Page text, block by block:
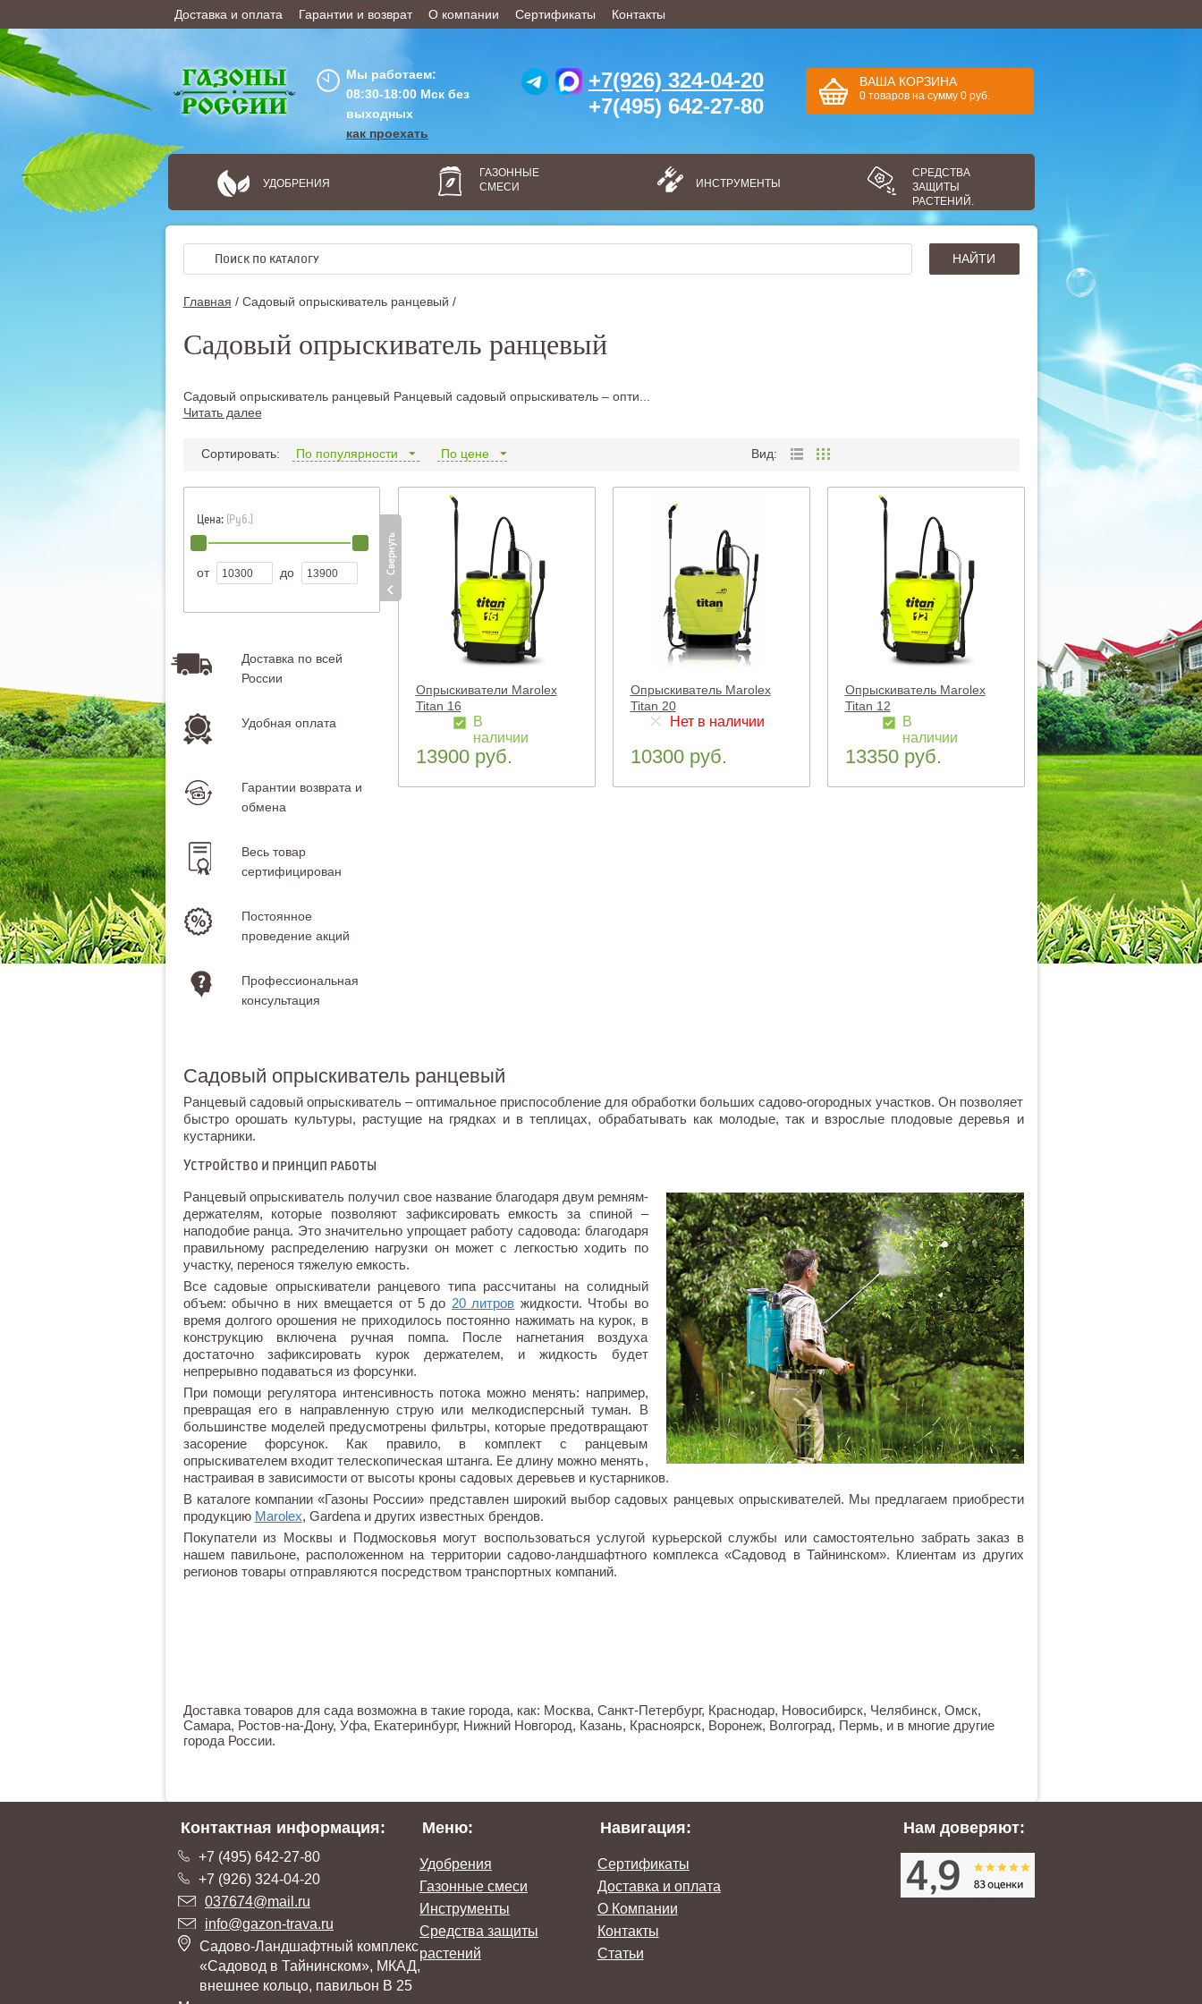
Доставка и оплата Гарантии и возврат О компании Сертификаты Контакты
ОФОРМИТЬ ЗАКАЗ
Мы работаем:
08:30-18:00 Мск без
выходных
как проехать
+7(926) 324-04-20
+7(495) 642-27-80
ВАША КОРЗИНА
0 товаров на сумму 0 руб.
УДОБРЕНИЯ
ГАЗОННЫЕ
СМЕСИ
ИНСТРУМЕНТЫ
СРЕДСТВА
ЗАЩИТЫ
РАСТЕНИЙ.
НАЙТИ
Главная / Садовый опрыскиватель ранцевый /
Садовый опрыскиватель ранцевый
Садовый опрыскиватель ранцевый Ранцевый садовый опрыскиватель – опти...
Читать далее
Сортировать: По популярности По цене Вид:
Цена: (Руб.)
от до
Доставка по всей
России
Удобная оплата
Гарантии возврата и
обмена
Весь товар
сертифицирован
Постоянное
проведение акций
Профессиональная
консультация
Опрыскиватели Marolex
Titan 16
В
наличии
13900 руб.
Опрыскиватель Marolex
Titan 20
Нет в наличии
10300 руб.
Опрыскиватель Marolex
Titan 12
В
наличии
13350 руб.
Садовый опрыскиватель ранцевый
Ранцевый садовый опрыскиватель – оптимальное приспособление для обработки больших садово-огородных участков. Он позволяет
быстро орошать культуры, растущие на грядках и в теплицах, обрабатывать как молодые, так и взрослые плодовые деревья и
кустарники.
Устройство и принцип работы
Ранцевый опрыскиватель получил свое название благодаря двум ремням-
держателям, которые позволяют зафиксировать емкость за спиной –
наподобие ранца. Это значительно упрощает работу садовода: благодаря
правильному распределению нагрузки он может с легкостью ходить по
участку, перенося тяжелую емкость.
Все садовые опрыскиватели ранцевого типа рассчитаны на солидный
объем: обычно в них вмещается от 5 до 20 литров жидкости. Чтобы во
время долгого орошения не приходилось постоянно нажимать на курок, в
конструкцию включена ручная помпа. После нагнетания воздуха
достаточно зафиксировать курок держателем, и жидкость будет
непрерывно подаваться из форсунки.
При помощи регулятора интенсивность потока можно менять: например,
превращая его в направленную струю или мелкодисперсный туман. В
большинстве моделей предусмотрены фильтры, которые предотвращают
засорение форсунок. Как правило, в комплект с ранцевым
опрыскивателем входит телескопическая штанга. Ее длину можно менять,
настраивая в зависимости от высоты кроны садовых деревьев и кустарников.
В каталоге компании «Газоны России» представлен широкий выбор садовых ранцевых опрыскивателей. Мы предлагаем приобрести
продукцию Marolex, Gardena и других известных брендов.
Покупатели из Москвы и Подмосковья могут воспользоваться услугой курьерской службы или самостоятельно забрать заказ в
нашем павильоне, расположенном на территории садово-ландшафтного комплекса «Садовод в Тайнинском». Клиентам из других
регионов товары отправляются посредством транспортных компаний.
Доставка товаров для сада возможна в такие города, как: Москва, Санкт-Петербург, Краснодар, Новосибирск, Челябинск, Омск,
Самара, Ростов-на-Дону, Уфа, Екатеринбург, Нижний Новгород, Казань, Красноярск, Воронеж, Волгоград, Пермь, и в многие другие
города России.
Контактная информация:
+7 (495) 642-27-80
+7 (926) 324-04-20
037674@mail.ru
info@gazon-trava.ru
Садово-Ландшафтный комплекс
«Садовод в Тайнинском», МКАД,
внешнее кольцо, павильон В 25
Меню:
Удобрения
Газонные смеси
Инструменты
Средства защиты
растений
Навигация:
Сертификаты
Доставка и оплата
О Компании
Контакты
Статьи
Нам доверяют: